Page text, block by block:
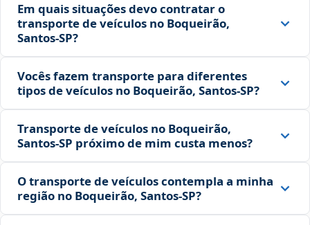
Em quais situações devo contratar o
transporte de veículos no Boqueirão,
Santos‑SP?
Vocês fazem transporte para diferentes
tipos de veículos no Boqueirão, Santos‑SP?
Transporte de veículos no Boqueirão,
Santos‑SP próximo de mim custa menos?
O transporte de veículos contempla a minha
região no Boqueirão, Santos‑SP?